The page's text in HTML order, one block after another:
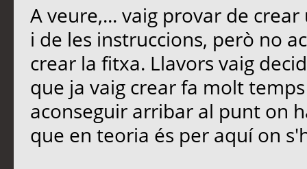
A veure,... vaig provar de
i de les instruccions, però no
crear la fitxa. Llavors vaig
que ja vaig crear fa molt
aconseguir arribar al punt on
que en teoria és per aquí on